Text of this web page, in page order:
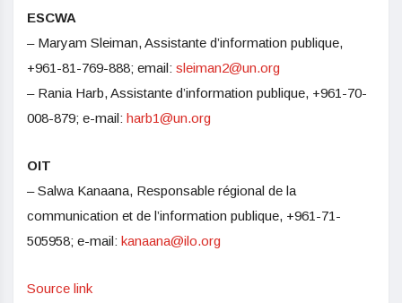
ESCWA
– Maryam Sleiman, Assistante d’information publique,
+961-81-769-888; email: sleiman2@un.org
– Rania Harb, Assistante d’information publique, +961-70-
008-879; e-mail: harb1@un.org
OIT
– Salwa Kanaana, Responsable régional de la
communication et de l’information publique, +961-71-
505958; e-mail: kanaana@ilo.org
Source link